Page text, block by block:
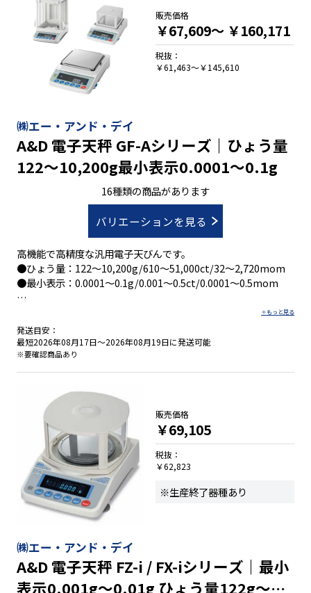
㈱エー・アンド・デイ
A&D 電子天秤 GF-Aシリーズ｜ひょう量
122～10,200g最小表示0.0001～0.1g
16種類の商品があります
バリエーションを見る
高機能で高精度な汎用電子天びんです。
●ひょう量：122～10,200g/610～51,000ct/32～2,720mom
●最小表示：0.0001～0.1g/0.001～0.5ct/0.0001～0.5mom
●生産ラインへ組込み時の衝撃を確認できる衝撃検出機能ＩＳ
Ｄ
●荷重の変化を[流量]として計算、天びん単体で高精度の流量
●天びんの繰り返し性・最小計量値の確認に電子制御荷重(自己
点検)機能ＥＣＬ
●ＲＳ-２３２ＣとＵＳＢの２ch出力標準装備で２つの機器に同
時接続が可能
●オートキャリブレーションが可能な校正用分銅内蔵
※ ＧＸ-ＡＥタイプは、オプションボードが装着されています
ので、拡張オプションは、使用できません。
発送目安：
最短2026年08月17日～2026年08月19日に発送可能
※要確認商品あり
販売価格
￥67,609～ ￥160,171
税抜：
￥61,463～￥145,610
㈱エー・アンド・デイ
A&D 電子天秤 FZ-i / FX-iシリーズ｜最小
表示0.001g～0.01g ひょう量122g～
販売価格
￥69,105
税抜：
￥62,823
※生産終了器種あり